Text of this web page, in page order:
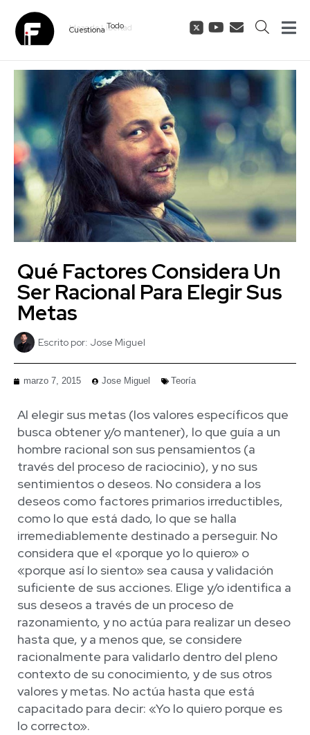
CuestionaTodo
Qué Factores Considera Un
Ser Racional Para Elegir Sus
Metas
Escrito por: Jose Miguel
marzo 7, 2015 Jose Miguel Teoría
Al elegir sus metas (los valores específicos que
busca obtener y/o mantener), lo que guía a un
hombre racional son sus pensamientos (a
través del proceso de raciocinio), y no sus
sentimientos o deseos. No considera a los
deseos como factores primarios irreductibles,
como lo que está dado, lo que se halla
irremediablemente destinado a perseguir. No
considera que el «porque yo lo quiero» o
«porque así lo siento» sea causa y validación
suficiente de sus acciones. Elige y/o identifica a
sus deseos a través de un proceso de
razonamiento, y no actúa para realizar un deseo
hasta que, y a menos que, se considere
racionalmente para validarlo dentro del pleno
contexto de su conocimiento, y de sus otros
valores y metas. No actúa hasta que está
capacitado para decir: «Yo lo quiero porque es
lo correcto».